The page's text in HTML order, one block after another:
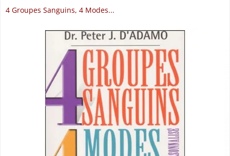
4 Groupes Sanguins, 4 Modes...